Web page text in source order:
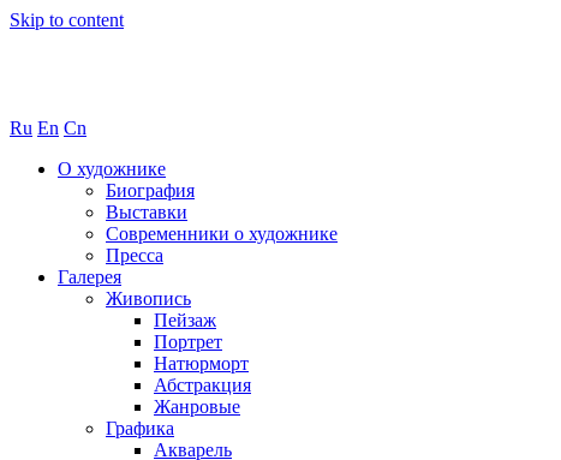
Skip to content
Ru En Cn
О художнике
Биография
Выставки
Современники о художнике
Пресса
Галерея
Живопись
Пейзаж
Портрет
Натюрморт
Абстракция
Жанровые
Графика
Акварель